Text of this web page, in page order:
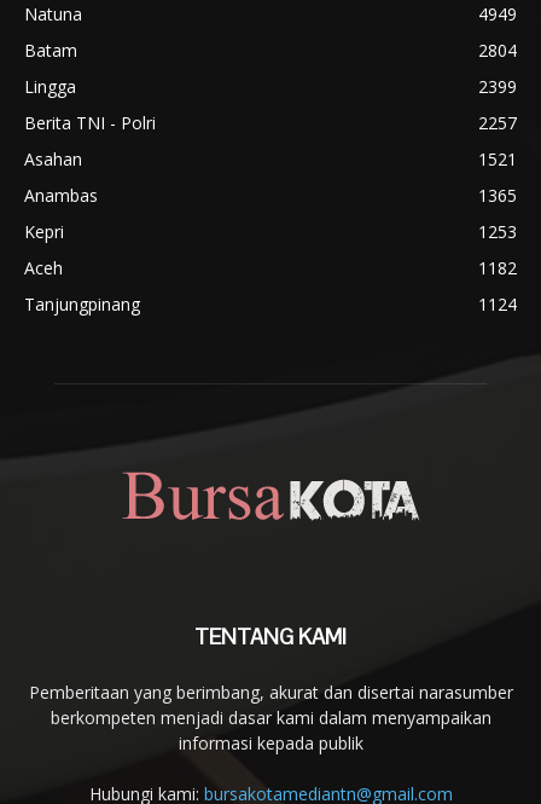
Natuna
4949
Batam
2804
Lingga
2399
Berita TNI - Polri
2257
Asahan
1521
Anambas
1365
Kepri
1253
Aceh
1182
Tanjungpinang
1124
TENTANG KAMI
Pemberitaan yang berimbang, akurat dan disertai narasumber
berkompeten menjadi dasar kami dalam menyampaikan
informasi kepada publik
Hubungi kami: bursakotamediantn@gmail.com